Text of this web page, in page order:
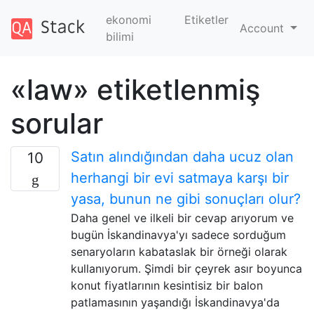
ekonomi
bilimi
Etiketler
Account
«law» etiketlenmiş
sorular
10
Satın alındığından daha ucuz olan
herhangi bir evi satmaya karşı bir
yasa, bunun ne gibi sonuçları olur?
Daha genel ve ilkeli bir cevap arıyorum ve
bugün İskandinavya'yı sadece sorduğum
senaryoların kabataslak bir örneği olarak
kullanıyorum. Şimdi bir çeyrek asır boyunca
konut fiyatlarının kesintisiz bir balon
patlamasının yaşandığı İskandinavya'da